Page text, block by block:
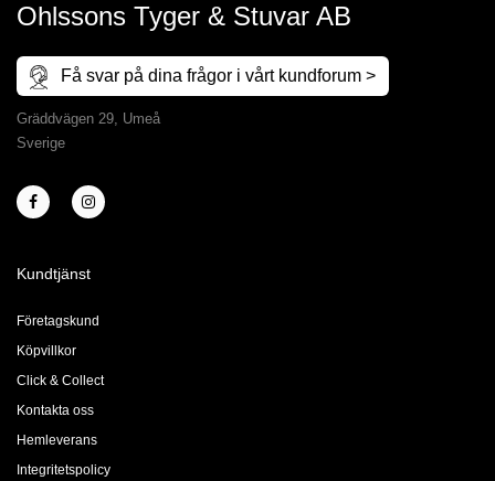
Ohlssons Tyger & Stuvar AB
Få svar på dina frågor i vårt kundforum >
Gräddvägen 29, Umeå
Sverige
Kundtjänst
Företagskund
Köpvillkor
Click & Collect
Kontakta oss
Hemleverans
Integritetspolicy